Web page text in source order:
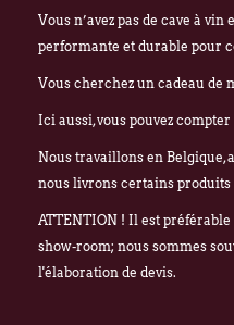
Vous n’avez pas de cave à
performante et durable pour
Vous cherchez un cadeau de
Ici aussi, vous pouvez
Nous travaillons en Belgique,
nous livrons certains produits
ATTENTION ! Il est
show-room; nous sommes
l'élaboration de devis.